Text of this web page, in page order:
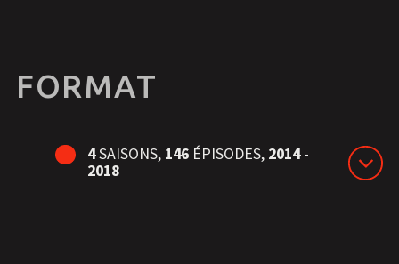
FORMAT
4SAISONS, 146 ÉPISODES, 2014-
2018